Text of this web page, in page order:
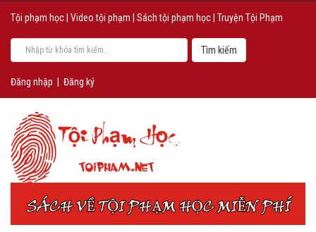
Tội phạm học Video tội phạm Sách tội phạm học Truyện Tội Phạm
Đăng nhập Đăng ký